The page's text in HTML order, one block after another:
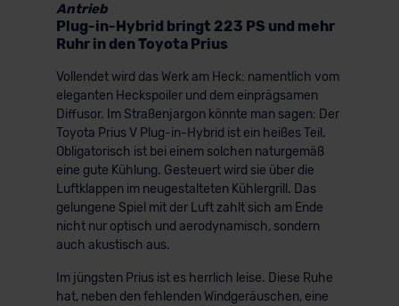
Antrieb
Plug-in-Hybrid bringt 223 PS und mehr
Ruhr in den Toyota Prius
Vollendet wird das Werk am Heck: namentlich vom
eleganten Heckspoiler und dem einprägsamen
Diffusor. Im Straßenjargon könnte man sagen: Der
Toyota Prius V Plug-in-Hybrid ist ein heißes Teil.
Obligatorisch ist bei einem solchen naturgemäß
eine gute Kühlung. Gesteuert wird sie über die
Luftklappen im neugestalteten Kühlergrill. Das
gelungene Spiel mit der Luft zahlt sich am Ende
nicht nur optisch und aerodynamisch, sondern
auch akustisch aus.
Im jüngsten Prius ist es herrlich leise. Diese Ruhe
hat, neben den fehlenden Windgeräuschen, eine